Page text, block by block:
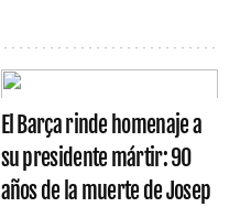
El Barça rinde homenaje a
su presidente mártir: 90
años de la muerte de Josep